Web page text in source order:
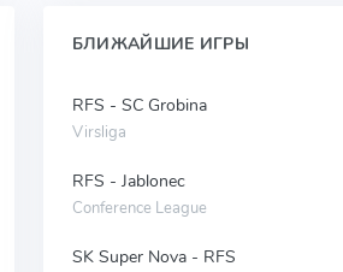
БЛИЖАЙШИЕ ИГРЫ
RFS - SC Grobina
Virsliga
RFS - Jablonec
Conference League
SK Super Nova - RFS